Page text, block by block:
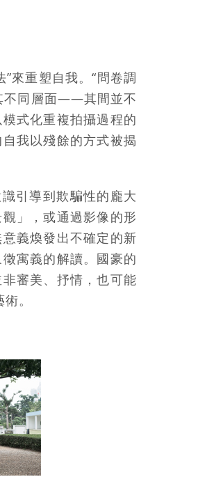
來重塑自我。“問卷調
不同層面——其間並不
式化重複拍攝過程的
我以殘餘的方式被揭
引導到欺騙性的龐大
」，或通過影像的形
義煥發出不確定的新
寓義的解讀。國豪的
審美、抒情，也可能
。